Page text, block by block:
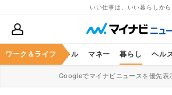
いい仕事は、いい暮らしから
ワーク＆ライフ
ア ビジネススキル マネー 暮らし ヘル
Googleでマイナビニュースを優先表